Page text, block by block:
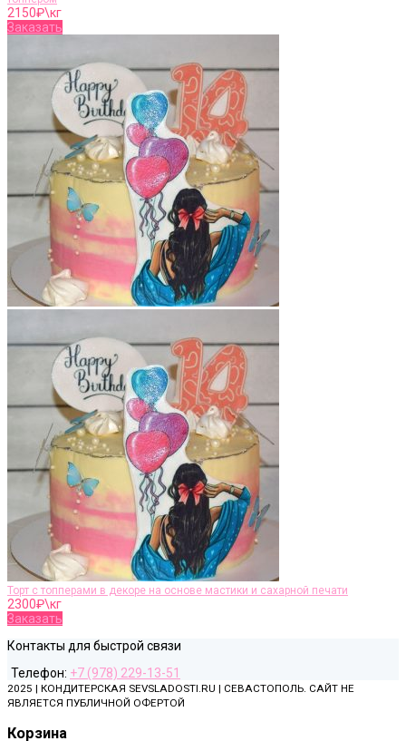
2150₽\кг
Заказать
Торт с топперами в декоре на основе мастики и сахарной печати
2300₽\кг
Заказать
Контакты для быстрой связи
Телефон: +7 (978) 229-13-51
2025 | КОНДИТЕРСКАЯ SEVSLADOSTI.RU | СЕВАСТОПОЛЬ. САЙТ НЕ
ЯВЛЯЕТСЯ ПУБЛИЧНОЙ ОФЕРТОЙ
Корзина